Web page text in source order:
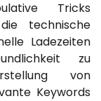
Tricks
technische
Ladezeiten
zu
von
Keywords